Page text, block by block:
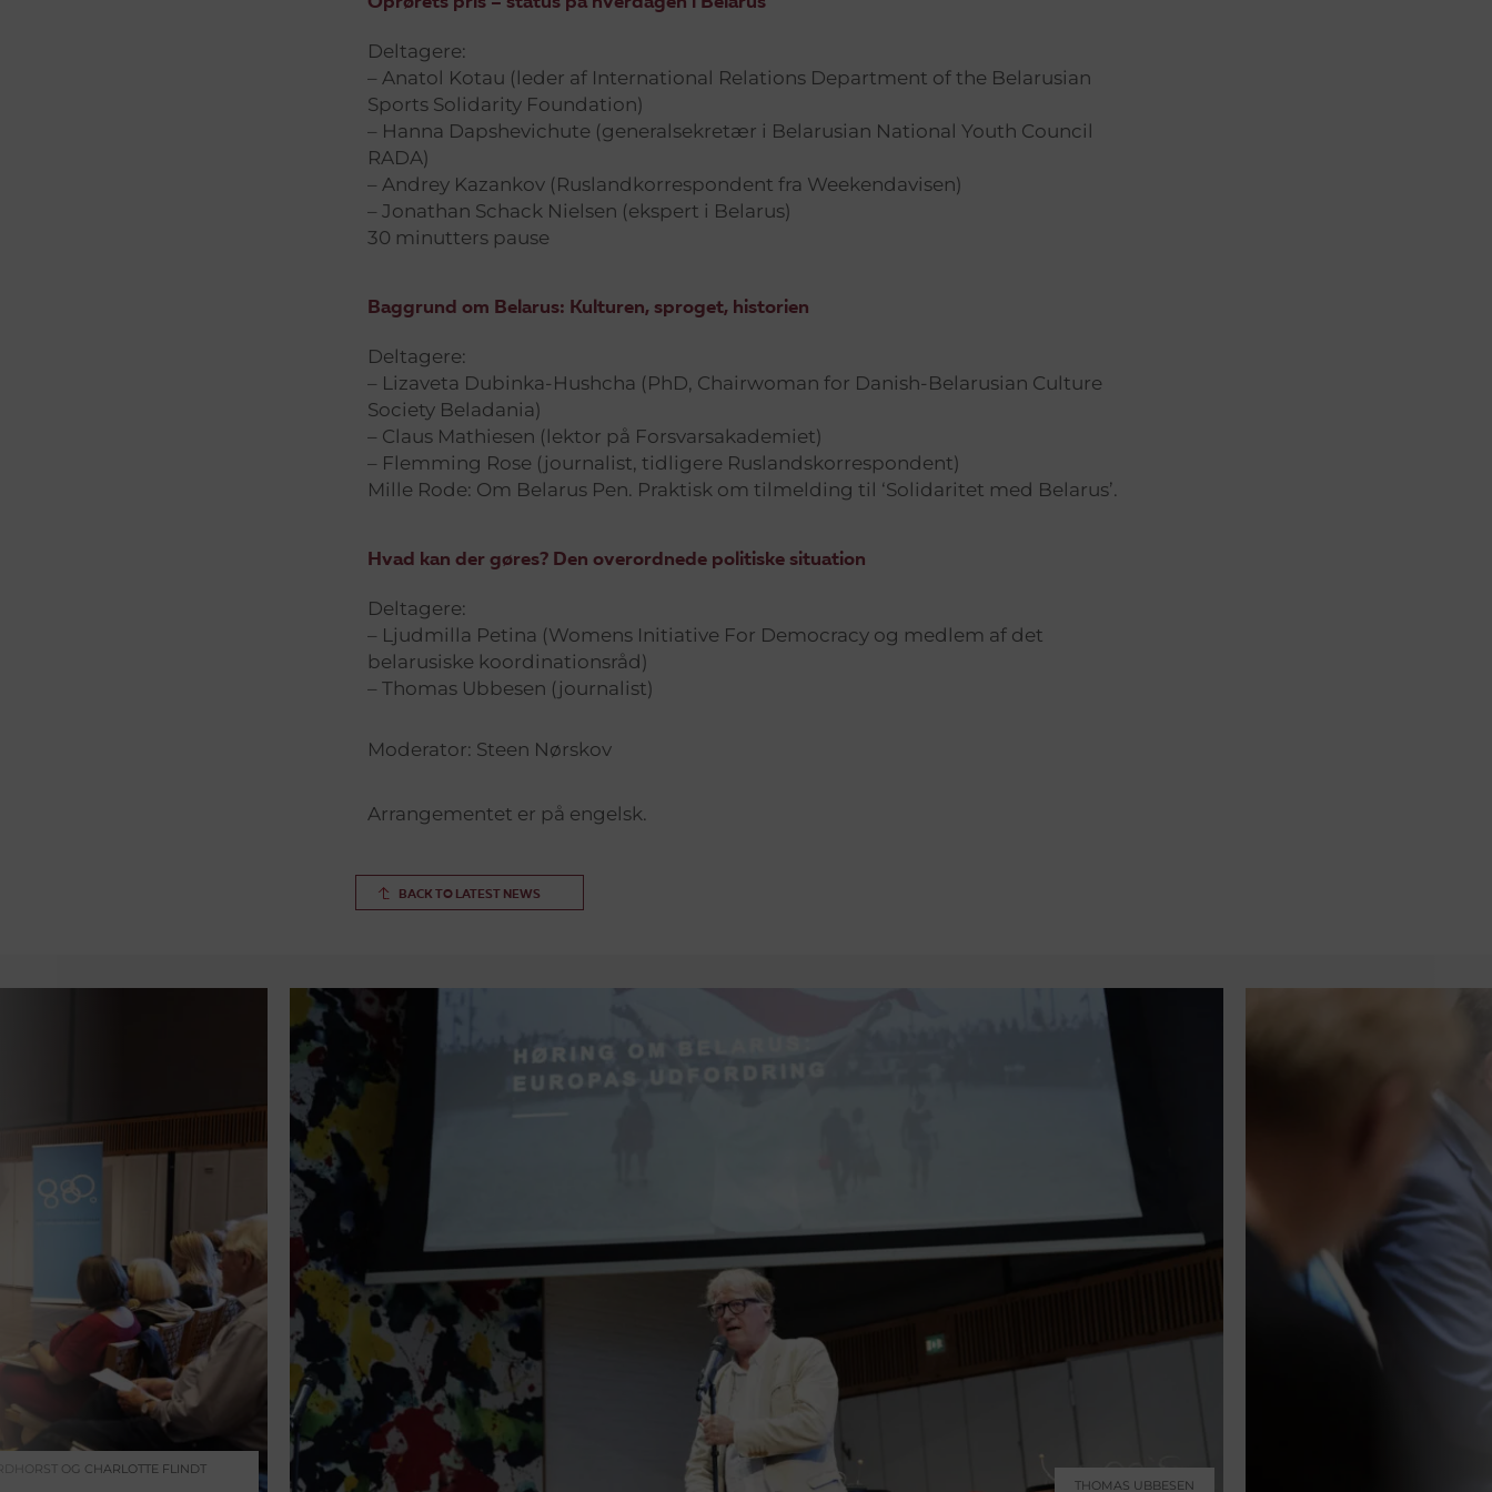
Deltagere:
– Anatol Kotau (leder af International Relations Department of the Belarusian
Sports Solidarity Foundation)
– Hanna Dapshevichute (generalsekretær i Belarusian National Youth Council
RADA)
– Andrey Kazankov (Ruslandkorrespondent fra Weekendavisen)
– Jonathan Schack Nielsen (ekspert i Belarus)
30 minutters pause
Baggrund om Belarus: Kulturen, sproget, historien
Deltagere:
– Lizaveta Dubinka-Hushcha (PhD, Chairwoman for Danish-Belarusian Culture
Society Beladania)
– Claus Mathiesen (lektor på Forsvarsakademiet)
– Flemming Rose (journalist, tidligere Ruslandskorrespondent)
Mille Rode: Om Belarus Pen. Praktisk om tilmelding til ‘Solidaritet med Belarus’.
Hvad kan der gøres? Den overordnede politiske situation
Deltagere:
– Ljudmilla Petina (Womens Initiative For Democracy og medlem af det
belarusiske koordinationsråd)
– Thomas Ubbesen (journalist)
Moderator: Steen Nørskov
Arrangementet er på engelsk.
BACK TO LATEST NEWS
ANATOL KOTAU OG HANNA DAPSHEVICHUTE